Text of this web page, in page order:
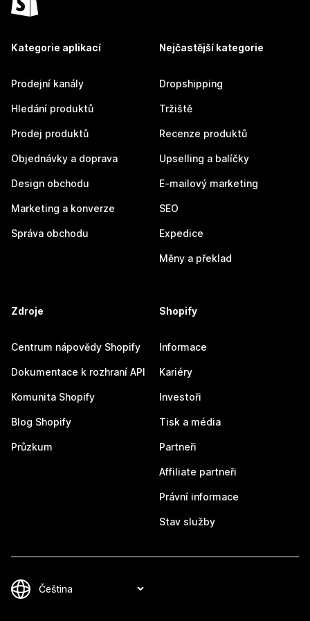
Kategorie aplikací
Prodejní kanály
Hledání produktů
Prodej produktů
Objednávky a doprava
Design obchodu
Marketing a konverze
Správa obchodu
Nejčastější kategorie
Dropshipping
Tržiště
Recenze produktů
Upselling a balíčky
E-mailový marketing
SEO
Expedice
Měny a překlad
Zdroje
Centrum nápovědy Shopify
Dokumentace k rozhraní API
Komunita Shopify
Blog Shopify
Průzkum
Shopify
Informace
Kariéry
Investoři
Tisk a média
Partneři
Affiliate partneři
Právní informace
Stav služby